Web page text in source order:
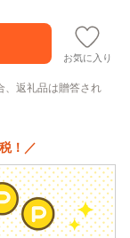
お気に入り
、返礼品は贈答され
！／